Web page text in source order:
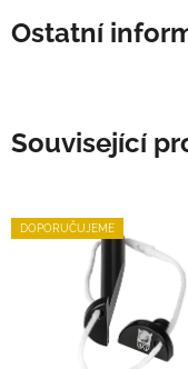
Ostatní
Související
DOPORUČUJEME